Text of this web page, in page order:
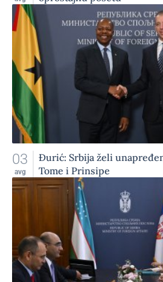
03
avg
Đurić: Srbija želi
Tome i Prinsipe